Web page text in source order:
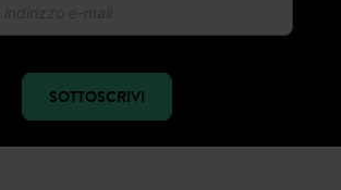
SOTTOSCRIVI